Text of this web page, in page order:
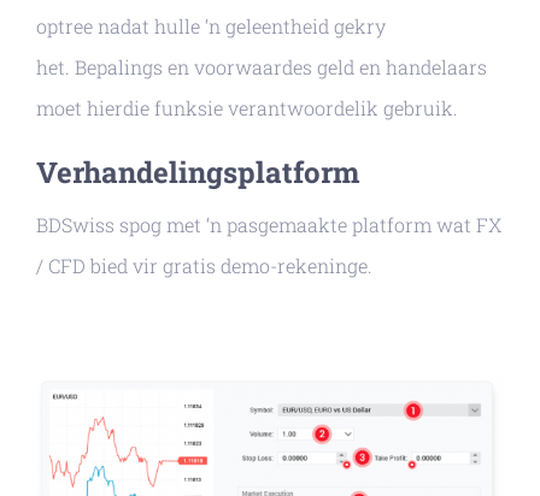
optree nadat hulle ‘n geleentheid gekry
het. Bepalings en voorwaardes geld en handelaars
moet hierdie funksie verantwoordelik gebruik.
Verhandelingsplatform
BDSwiss spog met ‘n pasgemaakte platform wat FX
/ CFD bied vir gratis demo-rekeninge.